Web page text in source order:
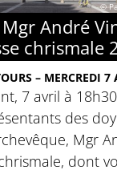
©
André
chrismale
– MERCREDI
7 avril à
des
Mgr
dont